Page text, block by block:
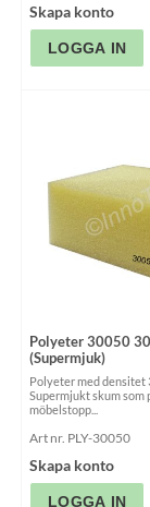
Skapa konto
Polyeter 30050
(Supermjuk)
Polyeter med densitet
Supermjukt skum som
möbelstopp...
Art nr. PLY-30050
Skapa konto